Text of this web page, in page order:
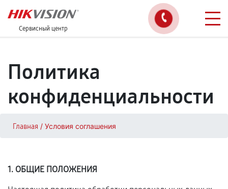
Сервисный центр
Политика
конфиденциальности
Главная / Условия соглашения
1. ОБЩИЕ ПОЛОЖЕНИЯ